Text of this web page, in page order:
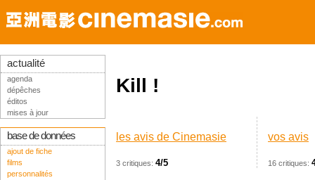
Kill !
les avis de Cinemasie
3 critiques: 4/5
vos avis
16 critiques:
actualité
agenda
dépêches
éditos
mises à jour
base de données
ajout de fiche
films
personnalités